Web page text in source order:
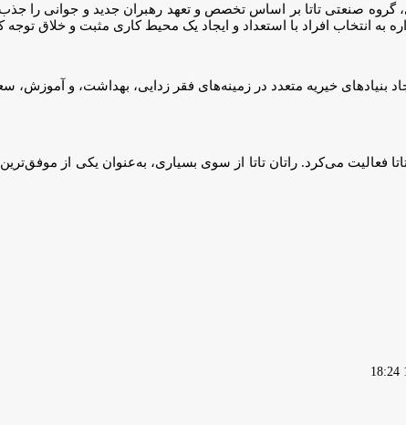
گروه صنعتی تاتا بر اساس تخصص و تعهد رهبران جدید و جوانی را
به انتخاب افراد با استعداد و ایجاد یک محیط کاری مثبت و خلاق
بنیادهای خیریه متعدد در زمینه‌های فقر زدایی، بهداشت، و
بنیاد تاتا فعالیت می‌کرد. راتان تاتا از سوی بسیاری، به‌عنوان یکی از